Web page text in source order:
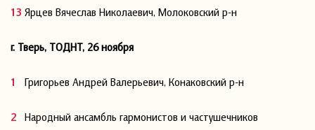
Ярцев Вячеслав Николаевич, Молоковский р-н
г. Тверь, ТОДНТ, 26 ноября
Григорьев Андрей Валерьевич, Конаковский р-н
Народный ансамбль гармонистов и частушечников